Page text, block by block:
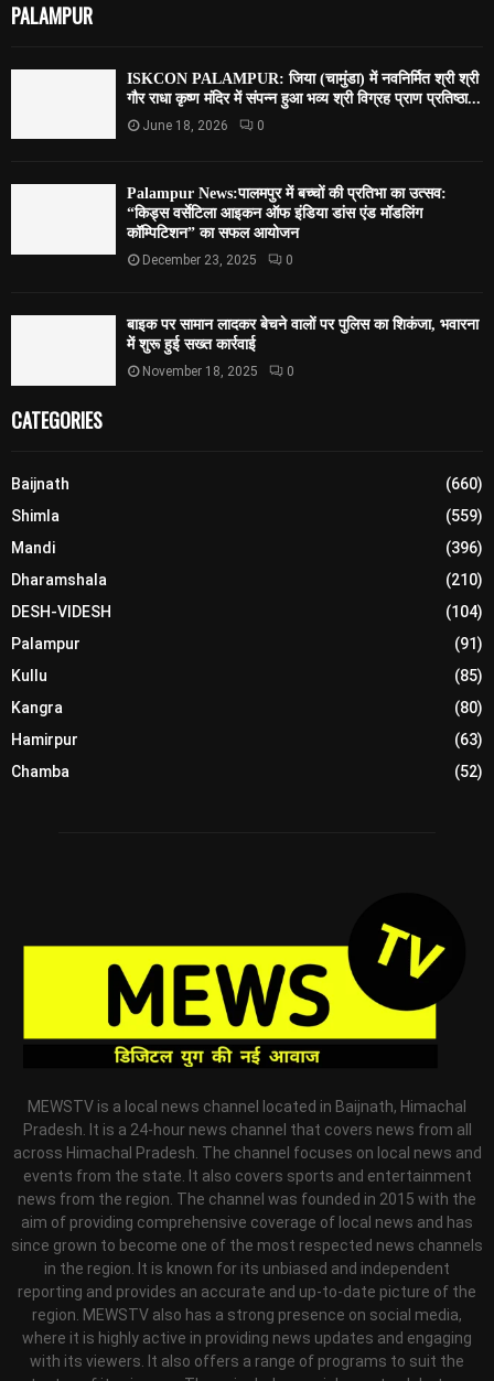
PALAMPUR
ISKCON PALAMPUR: जिया (चामुंडा) में नवनिर्मित श्री श्री
गौर राधा कृष्ण मंदिर में संपन्न हुआ भव्य श्री विग्रह प्राण प्रतिष्ठा...
June 18, 2026 0
Palampur News:पालमपुर में बच्चों की प्रतिभा का उत्सव:
“किड्स वर्सेटिला आइकन ऑफ इंडिया डांस एंड मॉडलिंग
कॉम्पिटिशन” का सफल आयोजन
December 23, 2025 0
बाइक पर सामान लादकर बेचने वालों पर पुलिस का शिकंजा, भवारना
में शुरू हुई सख्त कार्रवाई
November 18, 2025 0
CATEGORIES
Baijnath
(660)
Shimla
(559)
Mandi
(396)
Dharamshala
(210)
DESH-VIDESH
(104)
Palampur
(91)
Kullu
(85)
Kangra
(80)
Hamirpur
(63)
Chamba
(52)
MEWSTV is a local news channel located in Baijnath, Himachal
Pradesh. It is a 24-hour news channel that covers news from all
across Himachal Pradesh. The channel focuses on local news and
events from the state. It also covers sports and entertainment
news from the region. The channel was founded in 2015 with the
aim of providing comprehensive coverage of local news and has
since grown to become one of the most respected news channels
in the region. It is known for its unbiased and independent
reporting and provides an accurate and up-to-date picture of the
region. MEWSTV also has a strong presence on social media,
where it is highly active in providing news updates and engaging
with its viewers. It also offers a range of programs to suit the